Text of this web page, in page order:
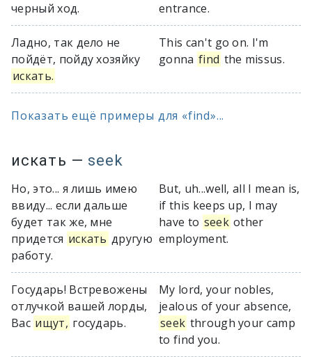
черный ход.
entrance.
Ладно, так дело не
пойдёт, пойду хозяйку
искать.
This can't go on. I'm
gonna find the missus.
Показать ещё примеры для «find»...
искать — seek
Но, это... я лишь имею
ввиду... если дальше
будет так же, мне
придется искать другую
работу.
But, uh...well, all I mean is,
if this keeps up, I may
have to seek other
employment.
Государь! Встревожены
отлучкой вашей лорды,
Вас ищут, государь.
My lord, your nobles,
jealous of your absence,
seek through your camp
to find you.